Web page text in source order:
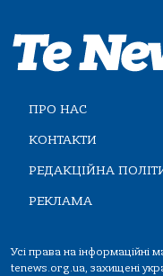
ПРО НАС
КОНТАКТИ
РЕДАКЦІЙНА
РЕКЛАМА
Усі права на інформаційні
tenews.org.ua, захищені